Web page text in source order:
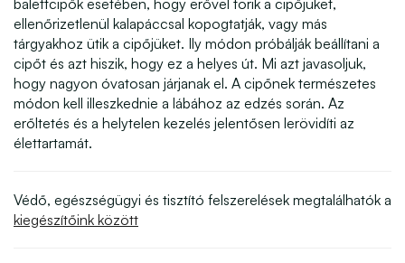
balettcipők esetében, hogy erővel törik a cipőjüket,
ellenőrizetlenül kalapáccsal kopogtatják, vagy más
tárgyakhoz ütik a cipőjüket. Ily módon próbálják beállítani a
cipőt és azt hiszik, hogy ez a helyes út. Mi azt javasoljuk,
hogy nagyon óvatosan járjanak el. A cipőnek természetes
módon kell illeszkednie a lábához az edzés során. Az
erőltetés és a helytelen kezelés jelentősen lerövidíti az
élettartamát.
Védő, egészségügyi és tisztító felszerelések megtalálhatók a
kiegészítőink között